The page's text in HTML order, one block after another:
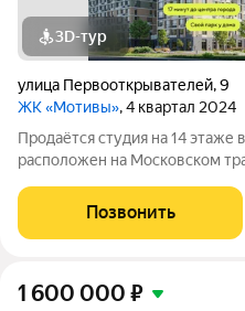
3D-тур
улица Первооткрывателей,9
ЖК «Мотивы», 4 квартал 2024
Продаётся студия на 14
расположен на Московском тракте всего в 5
боулингом и ресторанами,
году начнётся строительство
Позвонить
1 600 000 ₽